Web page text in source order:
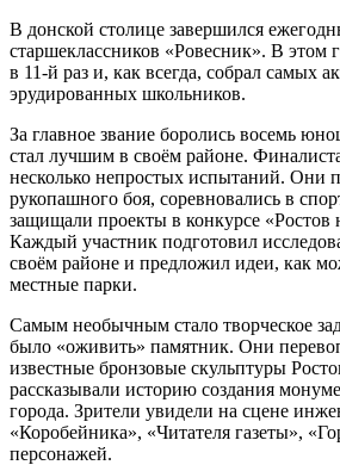
В донской столице завершился
старшеклассников «Ровесник». В этом
в 11-й раз и, как всегда, собрал самых
эрудированных школьников.
За главное звание боролись восемь
стал лучшим в своём районе.
несколько непростых испытаний. Они
рукопашного боя, соревновались в
защищали проекты в конкурсе «Ростов
Каждый участник подготовил
своём районе и предложил идеи, как
местные парки.
Самым необычным стало творческое
было «оживить» памятник. Они
известные бронзовые скульптуры
рассказывали историю создания
города. Зрители увидели на сцене
«Коробейника», «Читателя газеты»,
персонажей.